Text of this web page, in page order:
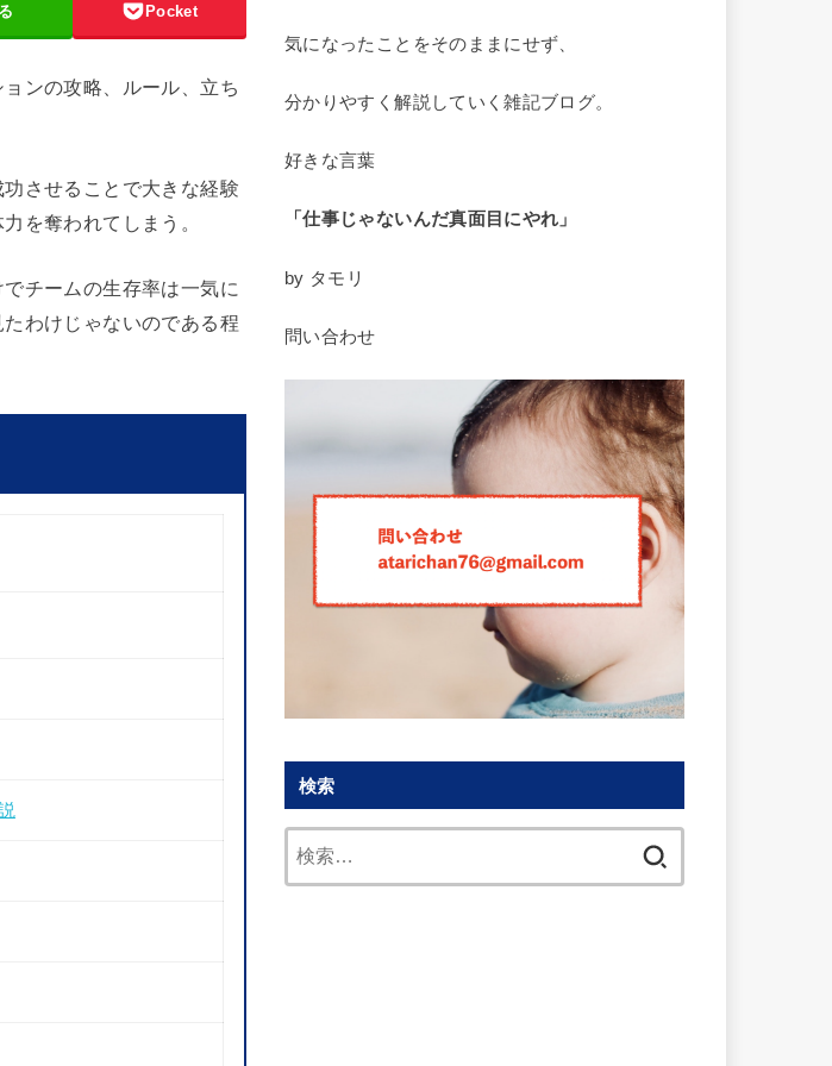
Pocket
ンの攻略、ルール、立ち
させることで大きな経験
を奪われてしまう。
チームの生存率は一気に
わけじゃないのである程
気になったことをそのままにせず、
分かりやすく解説していく雑記ブログ。
好きな言葉
「仕事じゃないんだ真面目にやれ」
by タモリ
問い合わせ
検索